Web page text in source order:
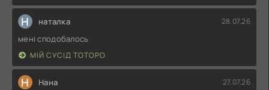
Н наталка 28.07.26
мені сподобалось
МІЙ СУСІД ТОТОРО
Н Нана 27.07.26